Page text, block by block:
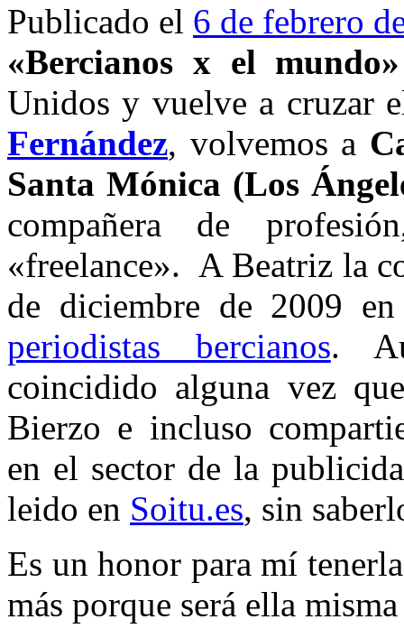
Publicado el 6 de febrero
«Bercianos x el mundo»
Unidos y vuelve a cruzar
Fernández, volvemos a
Santa Mónica (Los
compañera de
«freelance». A Beatriz la
de diciembre de 2009
periodistas bercianos.
coincidido alguna vez
Bierzo e incluso
en el sector de la
leido en Soitu.es, sin
Es un honor para mí
más porque será ella